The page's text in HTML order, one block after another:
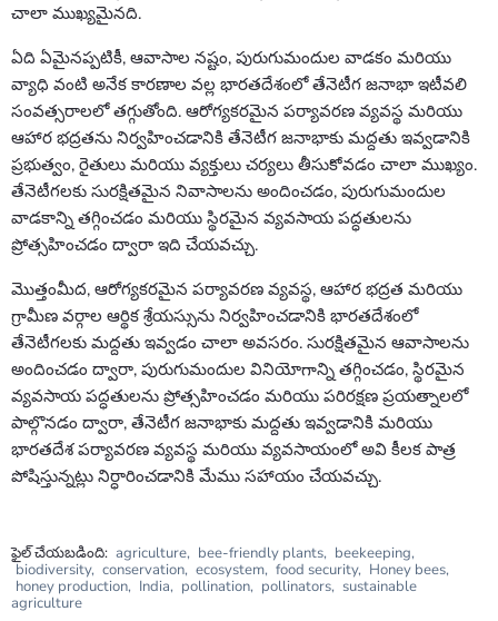
చాలా ముఖ్యమైనది.
ఏది ఏమైనప్పటికీ, ఆవాసాల నష్టం, పురుగుమందుల వాడకం మరియు
వ్యాధి వంటి అనేక కారణాల వల్ల భారతదేశంలో తేనెటీగ జనాభా ఇటీవలి
సంవత్సరాలలో తగ్గుతోంది. ఆరోగ్యకరమైన పర్యావరణ వ్యవస్థ మరియు
ఆహార భద్రతను నిర్వహించడానికి తేనెటీగ జనాభాకు మద్దతు ఇవ్వడానికి
ప్రభుత్వం, రైతులు మరియు వ్యక్తులు చర్యలు తీసుకోవడం చాలా ముఖ్యం.
తేనెటీగలకు సురక్షితమైన నివాసాలను అందించడం, పురుగుమందుల
వాడకాన్ని తగ్గించడం మరియు స్థిరమైన వ్యవసాయ పద్ధతులను
ప్రోత్సహించడం ద్వారా ఇది చేయవచ్చు.
మొత్తంమీద, ఆరోగ్యకరమైన పర్యావరణ వ్యవస్థ, ఆహార భద్రత మరియు
గ్రామీణ వర్గాల ఆర్థిక శ్రేయస్సును నిర్వహించడానికి భారతదేశంలో
తేనెటీగలకు మద్దతు ఇవ్వడం చాలా అవసరం. సురక్షితమైన ఆవాసాలను
అందించడం ద్వారా, పురుగుమందుల వినియోగాన్ని తగ్గించడం, స్థిరమైన
వ్యవసాయ పద్ధతులను ప్రోత్సహించడం మరియు పరిరక్షణ ప్రయత్నాలలో
పాల్గొనడం ద్వారా, తేనెటీగ జనాభాకు మద్దతు ఇవ్వడానికి మరియు
భారతదేశ పర్యావరణ వ్యవస్థ మరియు వ్యవసాయంలో అవి కీలక పాత్ర
పోషిస్తున్నట్లు నిర్ధారించడానికి మేము సహాయం చేయవచ్చు.
ఫైల్ చేయబడింది: agriculture, bee-friendly plants, beekeeping,
biodiversity, conservation, ecosystem, food security, Honey bees,
honey production, India, pollination, pollinators, sustainable
agriculture